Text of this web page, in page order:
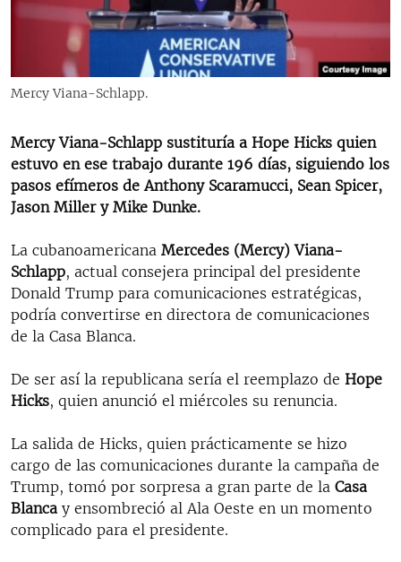
RADIO MARTÍ
ESPECIALES
ESPECIALES
SER VIEJO EN CUBA
KENTU-CUBANO
LOS SANTOS DE HIALEAH
DESINFORMACIÓN RUSA EN AMÉRICA LATINA
LA INVASIÓN DE RUSIA A UCRANIA
MULTIMEDIA
SÍGUENOS
Mercy Viana-Schlapp.
Mercy Viana-Schlapp sustituría a Hope Hicks quien
estuvo en ese trabajo durante 196 días, siguiendo los
pasos efímeros de Anthony Scaramucci, Sean Spicer,
Jason Miller y Mike Dunke.
La cubanoamericana Mercedes (Mercy) Viana-
Schlapp, actual consejera principal del presidente
Donald Trump para comunicaciones estratégicas,
podría convertirse en directora de comunicaciones
de la Casa Blanca.
De ser así la republicana sería el reemplazo de Hope
Hicks, quien anunció el miércoles su renuncia.
La salida de Hicks, quien prácticamente se hizo
cargo de las comunicaciones durante la campaña de
Trump, tomó por sorpresa a gran parte de la Casa
Blanca y ensombreció al Ala Oeste en un momento
complicado para el presidente.